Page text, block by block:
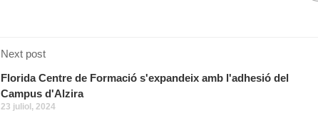
Next post
Florida Centre de Formació s'expandeix amb l'adhesió del
Campus d'Alzira
23 juliol, 2024